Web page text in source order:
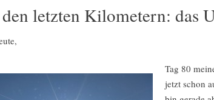
letzten Kilometern: das
Tag 80
jetzt schon